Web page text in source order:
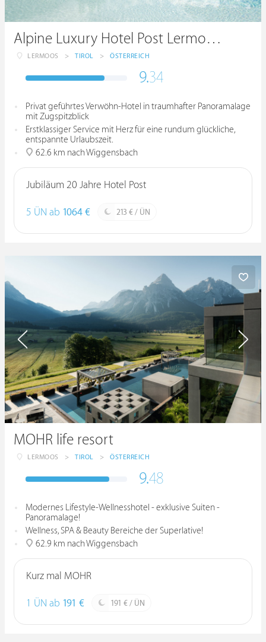
Alpine Luxury Hotel Post Lermoos****s
LERMOOS > TIROL > ÖSTERREICH
9.34
Privat geführtes Verwöhn-Hotel in traumhafter Panoramalage
mit Zugspitzblick
Erstklassiger Service mit Herz für eine rundum glückliche,
entspannte Urlaubszeit.
62.6 km nach Wiggensbach
Jubiläum 20 Jahre Hotel Post
5 ÜN ab 1064 € 213 € / ÜN
MOHR life resort
LERMOOS > TIROL > ÖSTERREICH
9.48
Modernes Lifestyle-Wellnesshotel - exklusive Suiten -
Panoramalage!
Wellness, SPA & Beauty Bereiche der Superlative!
62.9 km nach Wiggensbach
Kurz mal MOHR
1 ÜN ab 191 € 191 € / ÜN